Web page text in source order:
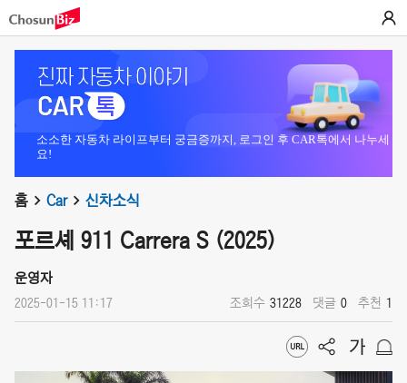
소소한 자동차 라이프부터 궁금증까지, 로그인 후 CAR톡에서 나누세
요!
홈 Car 신차소식
포르셰 911 Carrera S (2025)
운영자
2025-01-15 11:17 조회수 31228 댓글 0 추천 1